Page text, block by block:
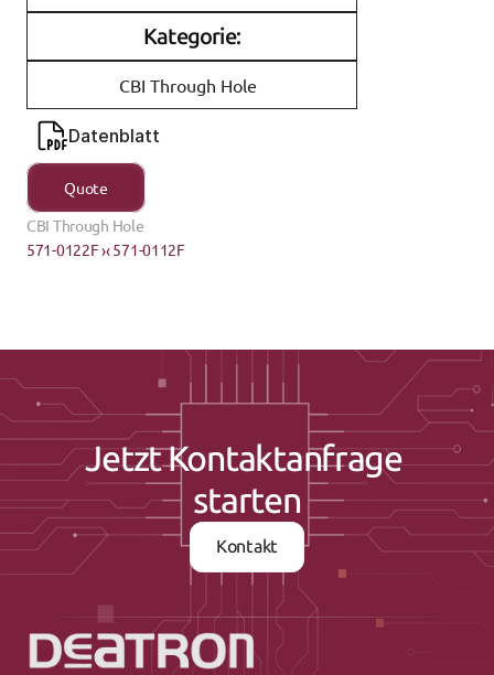
Kategorie:
CBI Through Hole
Datenblatt
Quote
CBI Through Hole
571-0122F ›‹ 571-0112F
Jetzt Kontaktanfrage
starten
Kontakt